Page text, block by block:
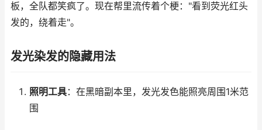
板，全队都笑疯了。现在帮里流传着个梗："看到荧光红头
发的，绕着走"。
发光染发的隐藏用法
照明工具：在黑暗副本里，发光发色能照亮周围1米范
围